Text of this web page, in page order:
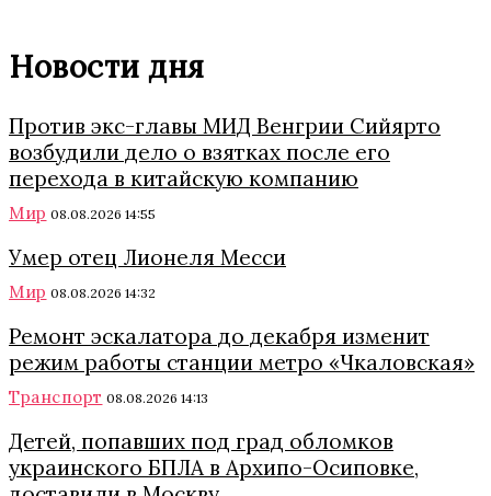
Новости дня
Против экс-главы МИД Венгрии Сийярто
возбудили дело о взятках после его
перехода в китайскую компанию
Мир 08.08.2026 14:55
Умер отец Лионеля Месси
Мир 08.08.2026 14:32
Ремонт эскалатора до декабря изменит
режим работы станции метро «Чкаловская»
Транспорт 08.08.2026 14:13
Детей, попавших под град обломков
украинского БПЛА в Архипо-Осиповке,